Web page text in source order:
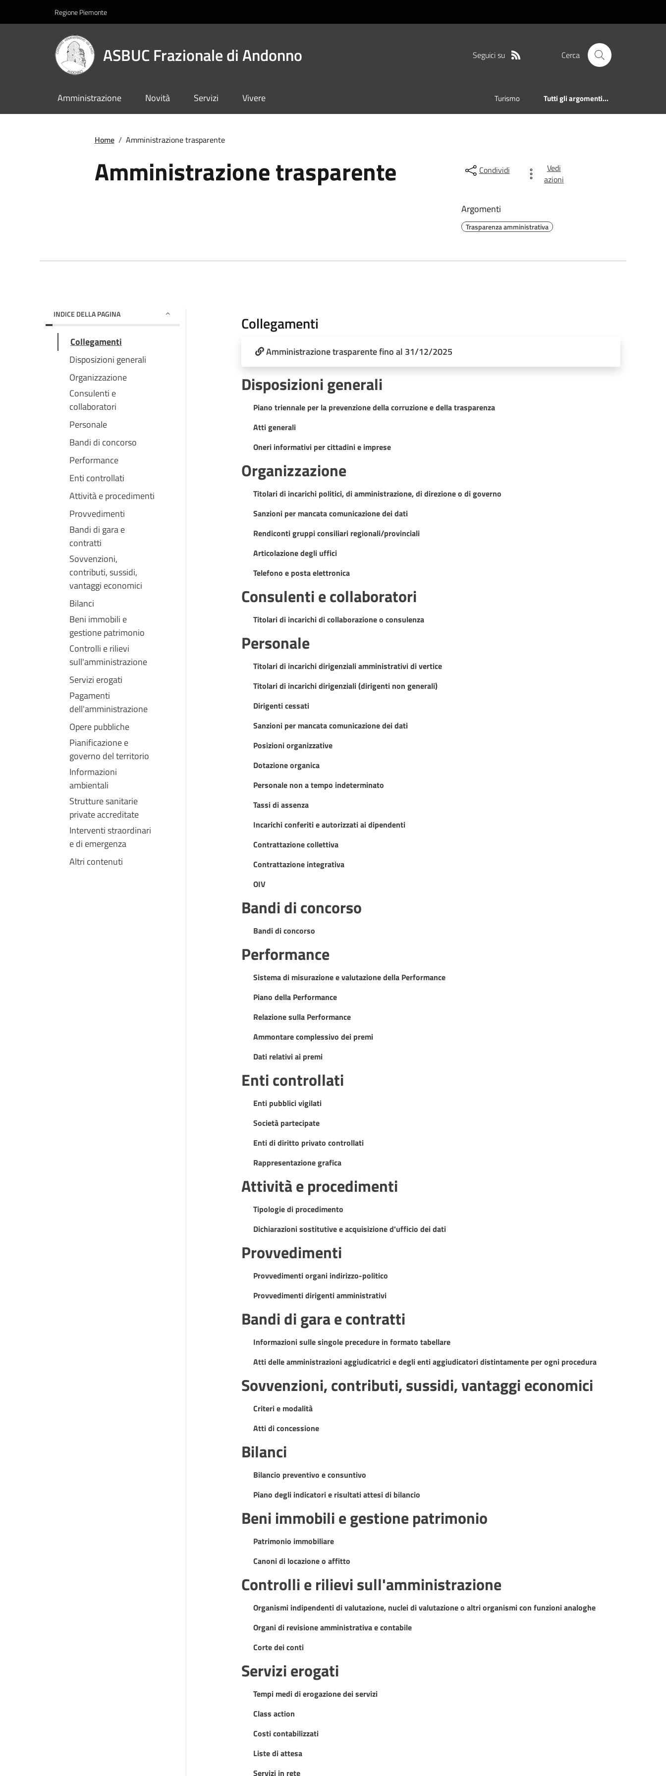
Regione Piemonte
ASBUC Frazionale di Andonno Seguici su Cerca
Amministrazione Novità Servizi Vivere Turismo Tutti gli argomenti...
Home / Amministrazione trasparente
Amministrazione trasparente Condividi
Vedi
azioni
Argomenti
Trasparenza amministrativa
INDICE DELLA PAGINA
Collegamenti
Disposizioni generali
Organizzazione
Consulenti e
collaboratori
Personale
Bandi di concorso
Performance
Enti controllati
Attività e procedimenti
Provvedimenti
Bandi di gara e
contratti
Sovvenzioni,
contributi, sussidi,
vantaggi economici
Bilanci
Beni immobili e
gestione patrimonio
Controlli e rilievi
sull'amministrazione
Servizi erogati
Pagamenti
dell'amministrazione
Opere pubbliche
Pianificazione e
governo del territorio
Informazioni
ambientali
Strutture sanitarie
private accreditate
Interventi straordinari
e di emergenza
Altri contenuti
Collegamenti
Amministrazione trasparente fino al 31/12/2025
Disposizioni generali
Piano triennale per la prevenzione della corruzione e della trasparenza
Atti generali
Oneri informativi per cittadini e imprese
Organizzazione
Titolari di incarichi politici, di amministrazione, di direzione o di governo
Sanzioni per mancata comunicazione dei dati
Rendiconti gruppi consiliari regionali/provinciali
Articolazione degli uffici
Telefono e posta elettronica
Consulenti e collaboratori
Titolari di incarichi di collaborazione o consulenza
Personale
Titolari di incarichi dirigenziali amministrativi di vertice
Titolari di incarichi dirigenziali (dirigenti non generali)
Dirigenti cessati
Sanzioni per mancata comunicazione dei dati
Posizioni organizzative
Dotazione organica
Personale non a tempo indeterminato
Tassi di assenza
Incarichi conferiti e autorizzati ai dipendenti
Contrattazione collettiva
Contrattazione integrativa
OIV
Bandi di concorso
Bandi di concorso
Performance
Sistema di misurazione e valutazione della Performance
Piano della Performance
Relazione sulla Performance
Ammontare complessivo dei premi
Dati relativi ai premi
Enti controllati
Enti pubblici vigilati
Società partecipate
Enti di diritto privato controllati
Rappresentazione grafica
Attività e procedimenti
Tipologie di procedimento
Dichiarazioni sostitutive e acquisizione d'ufficio dei dati
Provvedimenti
Provvedimenti organi indirizzo-politico
Provvedimenti dirigenti amministrativi
Bandi di gara e contratti
Informazioni sulle singole precedure in formato tabellare
Atti delle amministrazioni aggiudicatrici e degli enti aggiudicatori distintamente per ogni procedura
Sovvenzioni, contributi, sussidi, vantaggi economici
Criteri e modalità
Atti di concessione
Bilanci
Bilancio preventivo e consuntivo
Piano degli indicatori e risultati attesi di bilancio
Beni immobili e gestione patrimonio
Patrimonio immobiliare
Canoni di locazione o affitto
Controlli e rilievi sull'amministrazione
Organismi indipendenti di valutazione, nuclei di valutazione o altri organismi con funzioni analoghe
Organi di revisione amministrativa e contabile
Corte dei conti
Servizi erogati
Tempi medi di erogazione dei servizi
Class action
Costi contabilizzati
Liste di attesa
Servizi in rete